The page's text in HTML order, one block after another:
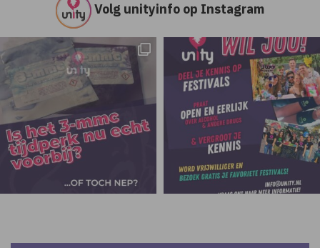
Volg unityinfo op Instagram